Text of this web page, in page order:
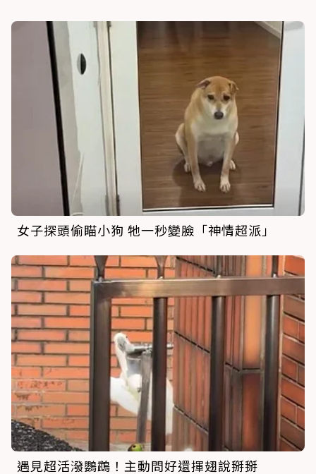
女子探頭偷瞄小狗 牠一秒變臉「神情超派」
遇見超活潑鸚鵡！主動問好還揮翅說掰掰